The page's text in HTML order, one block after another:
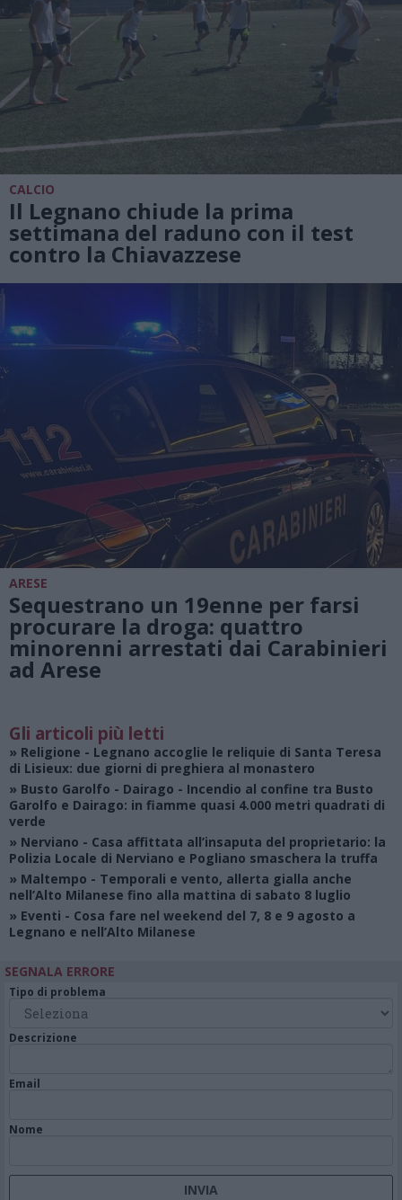
CALCIO
Il Legnano chiude la prima
settimana del raduno con il test
contro la Chiavazzese
ARESE
Sequestrano un 19enne per farsi
procurare la droga: quattro
minorenni arrestati dai Carabinieri
ad Arese
Gli articoli più letti
» Religione - Legnano accoglie le reliquie di Santa Teresa
di Lisieux: due giorni di preghiera al monastero
» Busto Garolfo - Dairago - Incendio al confine tra Busto
Garolfo e Dairago: in fiamme quasi 4.000 metri quadrati di
verde
» Nerviano - Casa affittata all’insaputa del proprietario: la
Polizia Locale di Nerviano e Pogliano smaschera la truffa
» Maltempo - Temporali e vento, allerta gialla anche
nell’Alto Milanese fino alla mattina di sabato 8 luglio
» Eventi - Cosa fare nel weekend del 7, 8 e 9 agosto a
Legnano e nell’Alto Milanese
SEGNALA ERRORE
Tipo di problema
Descrizione
Email
Nome